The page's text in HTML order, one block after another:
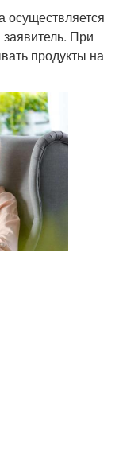
осуществляется
При
продукты на